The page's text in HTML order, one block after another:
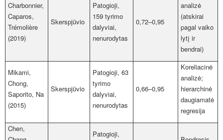
Charbonnier,
Caparos,
Trémolière
(2019)
Skerspjūvio
Patogioji,
159 tyrimo
dalyviai,
nenurodytas
0,72–0,95
analizė
(atskirai
pagal vaiko
lytį ir
bendrai)
Mikami,
Chong,
Saporito, Na
(2015)
Skerspjūvio
Patogioji, 63
tyrimo
dalyviai,
nenurodytas
0,66–0,95
Koreliacinė
analizė;
hierarchinė
daugiamatė
regresija
Chen,
Patogioji,